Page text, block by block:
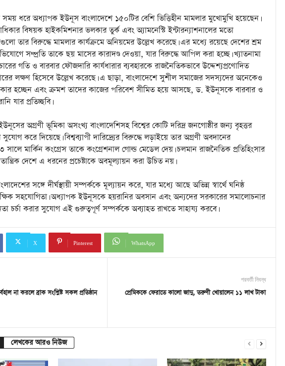
ধরে অধ্যাপক ইউনূস বাংলাদেশে ১৫০টির বেশি ভিত্তিহীন মামলার মুখোমুখি হয়েছেন।
বিষয়ক হাইকমিশনার ভলকার তুর্ক এবং অ্যামনেস্টি ইন্টারন্যাশনালের মতো
তার বিরুদ্ধে মামলার কার্যক্রমে অনিয়মের উল্লেখ করেছে। এর মধ্যে রয়েছে দেশের শ্রম
সম্প্রতি তাকে ছয় মাসের কারাদণ্ড দেওয়া, যার বিরুদ্ধে আপিল করা হচ্ছে। খ্যাতনামা
গতি ও বারবার ফৌজদারি কার্যধারার ব্যবহারকে রাজনৈতিকভাবে উদ্দেশ্যপ্রণোদিত
লক্ষণ হিসেবে উল্লেখ করেছে। এ ছাড়া, বাংলাদেশে সুশীল সমাজের সদস্যদের অনেকেও
হচ্ছেন এবং ক্রমশ তাদের কাজের পরিবেশ সীমিত হয়ে আসছে, ড. ইউনূসকে বারবার ও
যার প্রতিচ্ছবি।
অগ্রণী ভূমিকা অসংখ্য বাংলাদেশিসহ বিশ্বের কোটি দরিদ্র জনগোষ্ঠীর জন্য বৃহত্তর
করে দিয়েছে। বিশ্বব্যাপী দারিদ্র্যের বিরুদ্ধে লড়াইয়ে তার অগ্রণী অবদানের
সালে মার্কিন কংগ্রেস তাকে কংগ্রেশনাল গোল্ড মেডেল দেয়। চলমান রাজনৈতিক প্রতিহিংসার
দেশে এ ধরনের প্রচেষ্টাকে অবমূল্যায়ন করা উচিত নয়।
সঙ্গে দীর্ঘস্থায়ী সম্পর্ককে মূল্যায়ন করে, যার মধ্যে আছে অভিন্ন স্বার্থে ঘনিষ্ঠ
সহযোগিতা। অধ্যাপক ইউনূসকে হয়রানির অবসান এবং অন্যদের সরকারের সমালোচনার
চর্চা করার সুযোগ এই গুরুত্বপূর্ণ সম্পর্ককে অব্যাহত রাখতে সাহায্য করবে।
X Pinterest WhatsApp
না করলে ব্রাক সংশ্লিষ্ট সকল প্রতিষ্ঠান
পরবর্তী নিবন্ধ
প্রেমিককে ফেরাতে কালো জাদু, তরুণী খোয়ালেন ১১ লাখ টাকা
লেখকের আরও নিউজ